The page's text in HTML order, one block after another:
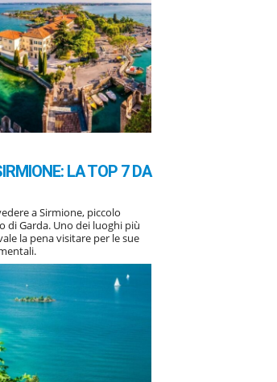
LA TOP 7 DA
a Sirmione, piccolo
di Garda. Uno dei luoghi più
la pena visitare per le sue